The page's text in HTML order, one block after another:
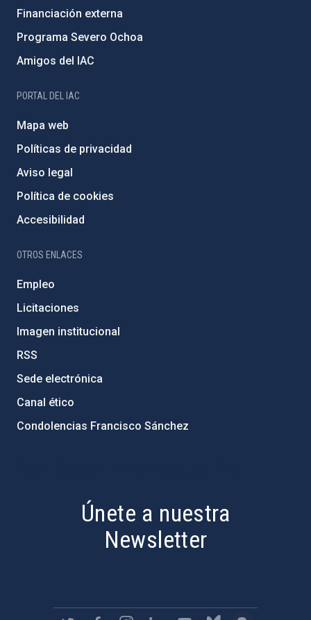
Financiación externa
Programa Severo Ochoa
Amigos del IAC
PORTAL DEL IAC
Mapa web
Políticas de privacidad
Aviso legal
Política de cookies
Accesibilidad
OTROS ENLACES
Empleo
Licitaciones
Imagen institucional
RSS
Sede electrónica
Canal ético
Condolencias Francisco Sánchez
Únete a nuestra
Newsletter